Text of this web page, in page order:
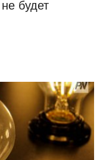
будет